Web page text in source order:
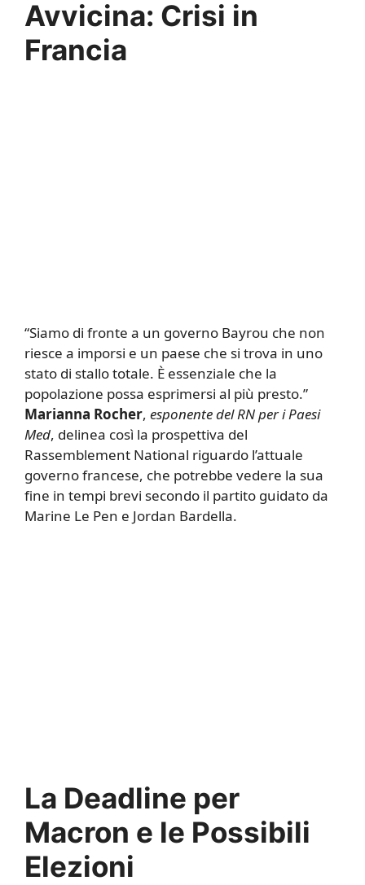
Avvicina: Crisi in
Francia
“Siamo di fronte a un governo Bayrou che non
riesce a imporsi e un paese che si trova in uno
stato di stallo totale. È essenziale che la
popolazione possa esprimersi al più presto.”
Marianna Rocher, esponente del RN per i Paesi
Med, delinea così la prospettiva del
Rassemblement National riguardo l’attuale
governo francese, che potrebbe vedere la sua
fine in tempi brevi secondo il partito guidato da
Marine Le Pen e Jordan Bardella.
La Deadline per
Macron e le Possibili
Elezioni